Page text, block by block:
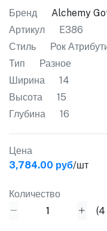
Бренд
Alchemy
Артикул
E386
Стиль
Рок
Тип
Разное
Ширина
14
Высота
15
Глубина
16
Цена
3,784.00 руб/шт
Количество
(4